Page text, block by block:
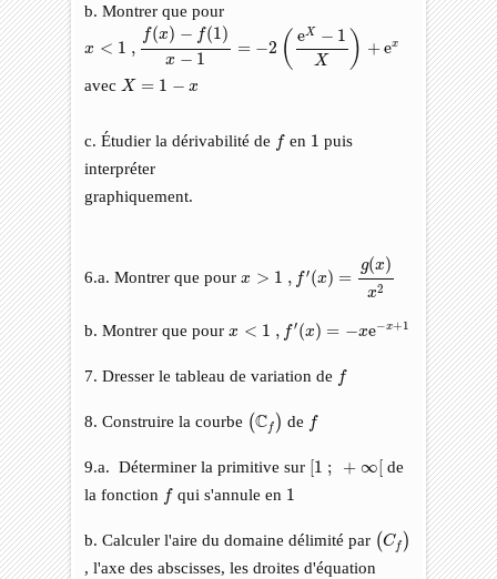
b. Montrer que pour
x < 1 ,
f(x) − f(1)
x − 1
= −2 ( eX − 1
X ) +ex
−f 1) − 1=−2 X +e
avec X = 1 − x
X= −x
c. Étudier la dérivabilité de f
f en 1
1 puis
interpréter
graphiquement.
6.a. Montrer que pourx > 1 , f′(x) =
g(x)
x2
b. Montrer que pourx < 1 , f′(x) = −xe−x+1
f′ )=− x
7. Dresser le tableau de variation de f
f
8. Construire la courbe (C f )
(Cf )
de f
9.a. Déterminer la primitive sur [1 ; + ∞[
[1 ∞
de
la fonction f
f qui s'annule en 1
1
b. Calculer l'aire du domaine délimité par (Cf )
(Cf )
, l'axe des abscisses, les droites d'équation